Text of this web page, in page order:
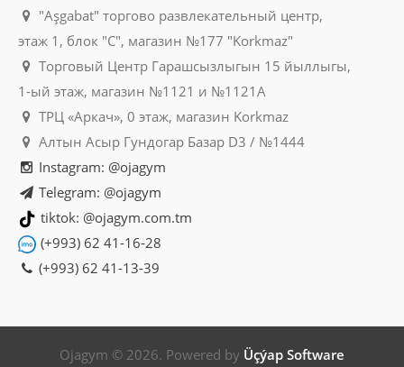
"Aşgabat" торгово развлекательный центр,
этаж 1, блок "C", магазин №177 "Korkmaz"
Торговый Центр Гарашсызлыгын 15 йыллыгы,
1-ый этаж, магазин №1121 и №1121A
ТРЦ «Аркач», 0 этаж, магазин Korkmaz
Алтын Асыр Гундогар Базар D3 / №1444
Instagram: @ojagym
Telegram: @ojagym
tiktok: @ojagym.com.tm
(+993) 62 41-16-28
(+993) 62 41-13-39
Ojagym © 2026. Powered by Üçýap Software